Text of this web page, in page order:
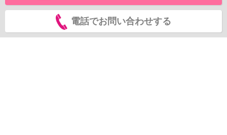
電話でお問い合わせする